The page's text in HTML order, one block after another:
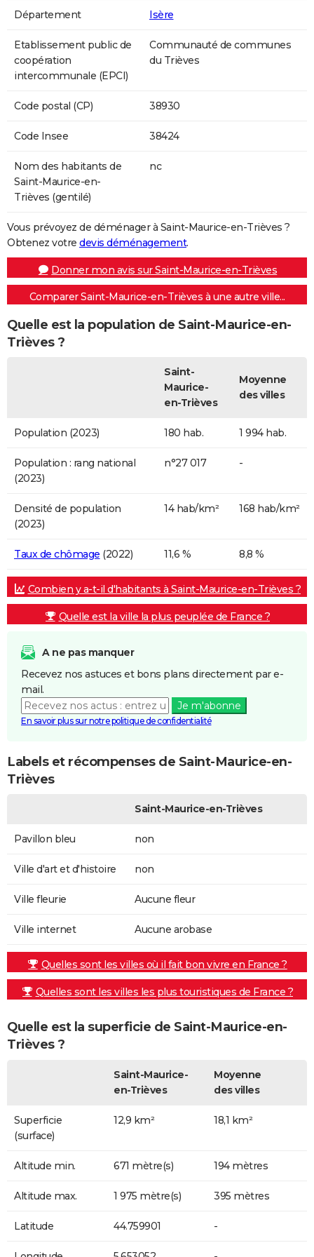
Département Isère
Etablissement public de
coopération
intercommunale (EPCI)
Communauté de communes
du Trièves
Code postal (CP) 38930
Code Insee 38424
Nom des habitants de
Saint-Maurice-en-
Trièves (gentilé)
nc
Vous prévoyez de déménager à Saint-Maurice-en-Trièves ?
Obtenez votre devis déménagement.
Donner mon avis sur Saint-Maurice-en-Trièves
Comparer Saint-Maurice-en-Trièves à une autre ville...
Quelle est la population de Saint-Maurice-en-
Trièves ?
Saint-
Maurice-
en-Trièves
Moyenne
des villes
Population (2023) 180 hab. 1 994 hab.
Population : rang national
(2023)
n°27 017 -
Densité de population
(2023)
14 hab/km² 168 hab/km²
Taux de chômage (2022) 11,6 % 8,8 %
Combien y a-t-il d'habitants à Saint-Maurice-en-Trièves ?
Quelle est la ville la plus peuplée de France ?
A ne pas manquer
Recevez nos astuces et bons plans directement par e-
mail.
Je m'abonne
En savoir plus sur notre politique de confidentialité
Labels et récompenses de Saint-Maurice-en-
Trièves
Saint-Maurice-en-Trièves
Pavillon bleu non
Ville d'art et d'histoire non
Ville fleurie Aucune fleur
Ville internet Aucune arobase
Quelles sont les villes où il fait bon vivre en France ?
Quelles sont les villes les plus touristiques de France ?
Quelle est la superficie de Saint-Maurice-en-
Trièves ?
Saint-Maurice-
en-Trièves
Moyenne
des villes
Superficie
(surface)
12,9 km² 18,1 km²
Altitude min. 671 mètre(s) 194 mètres
Altitude max. 1 975 mètre(s) 395 mètres
Latitude 44.759901 -